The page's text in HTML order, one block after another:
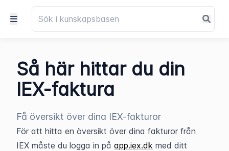
Så här hittar du din
IEX-faktura
Få översikt över dina IEX-fakturor
För att hitta en översikt över dina fakturor från
IEX måste du logga in på app.iex.dk med ditt